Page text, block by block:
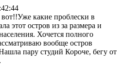
какие проблески в
этот остров из за размера и
Хочется полного
вообще остров
пару студий Короче, бегу от